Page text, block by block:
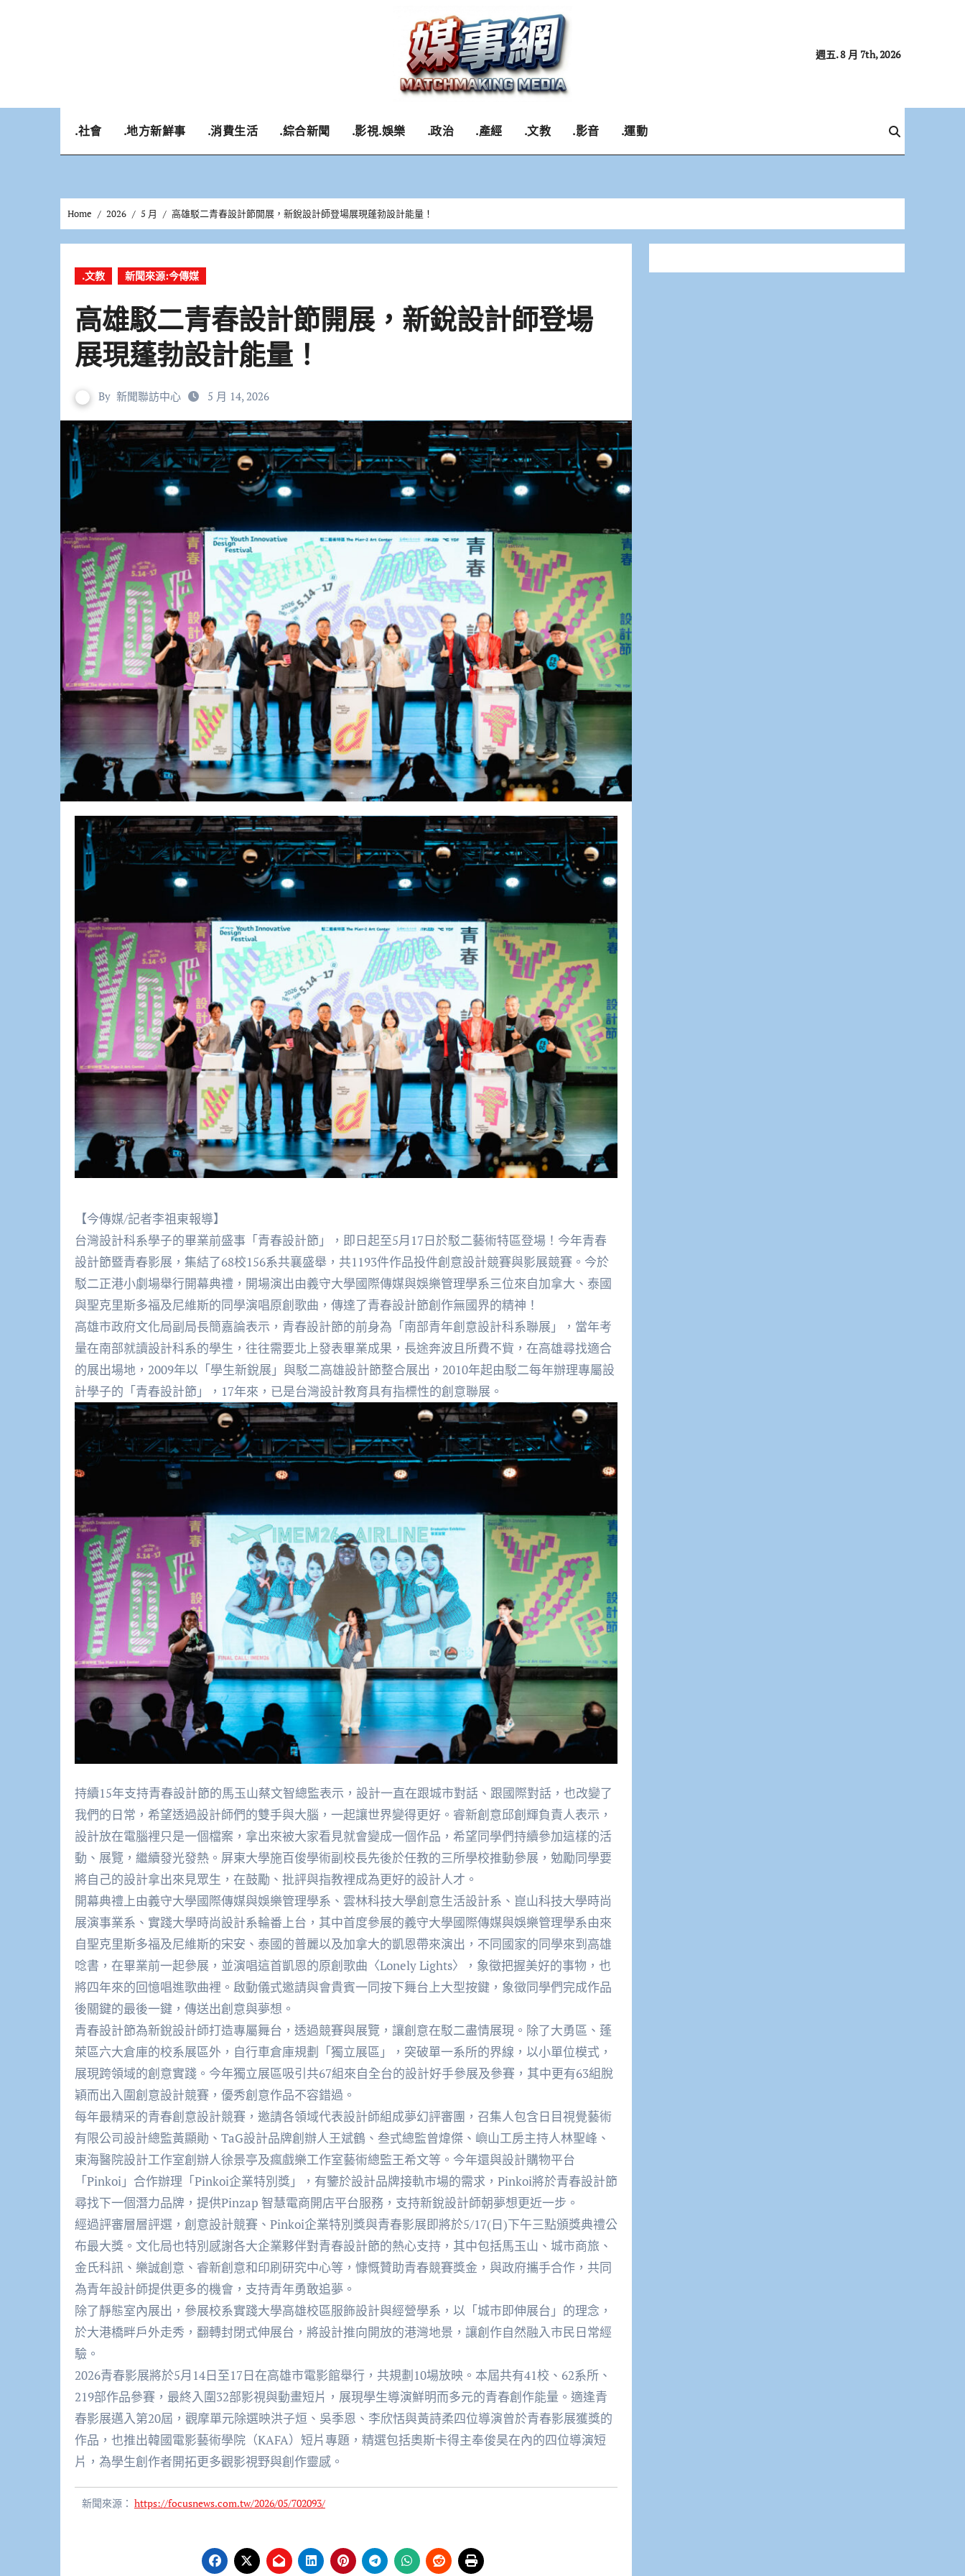
週五. 8 月 7th, 2026
.社會 .地方新鮮事 .消費生活 .綜合新聞 .影視.娛樂 .政治 .產經 .文教 .影音 .運動
Home 2026 5 月 高雄駁二青春設計節開展，新銳設計師登場展現蓬勃設計能量！
.文教 新聞來源:今傳媒
高雄駁二青春設計節開展，新銳設計師登場
展現蓬勃設計能量！
By 新聞聯訪中心 5 月 14, 2026
【今傳媒/記者李祖東報導】
台灣設計科系學子的畢業前盛事「青春設計節」，即日起至5月17日於駁二藝術特區登場！今年青春
設計節暨青春影展，集結了68校156系共襄盛舉，共1193件作品投件創意設計競賽與影展競賽。今於
駁二正港小劇場舉行開幕典禮，開場演出由義守大學國際傳媒與娛樂管理學系三位來自加拿大、泰國
與聖克里斯多福及尼維斯的同學演唱原創歌曲，傳達了青春設計節創作無國界的精神！
高雄市政府文化局副局長簡嘉論表示，青春設計節的前身為「南部青年創意設計科系聯展」，當年考
量在南部就讀設計科系的學生，往往需要北上發表畢業成果，長途奔波且所費不貲，在高雄尋找適合
的展出場地，2009年以「學生新銳展」與駁二高雄設計節整合展出，2010年起由駁二每年辦理專屬設
計學子的「青春設計節」，17年來，已是台灣設計教育具有指標性的創意聯展。
持續15年支持青春設計節的馬玉山蔡文智總監表示，設計一直在跟城市對話、跟國際對話，也改變了
我們的日常，希望透過設計師們的雙手與大腦，一起讓世界變得更好。睿新創意邱創輝負責人表示，
設計放在電腦裡只是一個檔案，拿出來被大家看見就會變成一個作品，希望同學們持續參加這樣的活
動、展覽，繼續發光發熱。屏東大學施百俊學術副校長先後於任教的三所學校推動參展，勉勵同學要
將自己的設計拿出來見眾生，在鼓勵、批評與指教裡成為更好的設計人才。
開幕典禮上由義守大學國際傳媒與娛樂管理學系、雲林科技大學創意生活設計系、崑山科技大學時尚
展演事業系、實踐大學時尚設計系輪番上台，其中首度參展的義守大學國際傳媒與娛樂管理學系由來
自聖克里斯多福及尼維斯的宋安、泰國的普麗以及加拿大的凱恩帶來演出，不同國家的同學來到高雄
唸書，在畢業前一起參展，並演唱這首凱恩的原創歌曲〈Lonely Lights〉，象徵把握美好的事物，也
將四年來的回憶唱進歌曲裡。啟動儀式邀請與會貴賓一同按下舞台上大型按鍵，象徵同學們完成作品
後關鍵的最後一鍵，傳送出創意與夢想。
青春設計節為新銳設計師打造專屬舞台，透過競賽與展覽，讓創意在駁二盡情展現。除了大勇區、蓬
萊區六大倉庫的校系展區外，自行車倉庫規劃「獨立展區」，突破單一系所的界線，以小單位模式，
展現跨領域的創意實踐。今年獨立展區吸引共67組來自全台的設計好手參展及參賽，其中更有63組脫
穎而出入圍創意設計競賽，優秀創意作品不容錯過。
每年最精采的青春創意設計競賽，邀請各領域代表設計師組成夢幻評審團，召集人包含日目視覺藝術
有限公司設計總監黃顯勛、TaG設計品牌創辦人王斌鶴、叁式總監曾煒傑、嶼山工房主持人林聖峰、
東海醫院設計工作室創辦人徐景亭及瘋戲樂工作室藝術總監王希文等。今年還與設計購物平台
「Pinkoi」合作辦理「Pinkoi企業特別獎」，有鑒於設計品牌接軌市場的需求，Pinkoi將於青春設計節
尋找下一個潛力品牌，提供Pinzap 智慧電商開店平台服務，支持新銳設計師朝夢想更近一步。
經過評審層層評選，創意設計競賽、Pinkoi企業特別獎與青春影展即將於5/17(日)下午三點頒獎典禮公
布最大獎。文化局也特別感謝各大企業夥伴對青春設計節的熱心支持，其中包括馬玉山、城市商旅、
金氏科訊、樂誠創意、睿新創意和印刷研究中心等，慷慨贊助青春競賽獎金，與政府攜手合作，共同
為青年設計師提供更多的機會，支持青年勇敢追夢。
除了靜態室內展出，參展校系實踐大學高雄校區服飾設計與經營學系，以「城市即伸展台」的理念，
於大港橋畔戶外走秀，翻轉封閉式伸展台，將設計推向開放的港灣地景，讓創作自然融入市民日常經
驗。
2026青春影展將於5月14日至17日在高雄市電影館舉行，共規劃10場放映。本屆共有41校、62系所、
219部作品參賽，最終入圍32部影視與動畫短片，展現學生導演鮮明而多元的青春創作能量。適逢青
春影展邁入第20屆，觀摩單元除選映洪子烜、吳季恩、李欣恬與黃詩柔四位導演曾於青春影展獲獎的
作品，也推出韓國電影藝術學院（KAFA）短片專題，精選包括奧斯卡得主奉俊昊在內的四位導演短
片，為學生創作者開拓更多觀影視野與創作靈感。
新聞來源： https://focusnews.com.tw/2026/05/702093/